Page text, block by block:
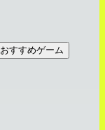
おすすめゲーム